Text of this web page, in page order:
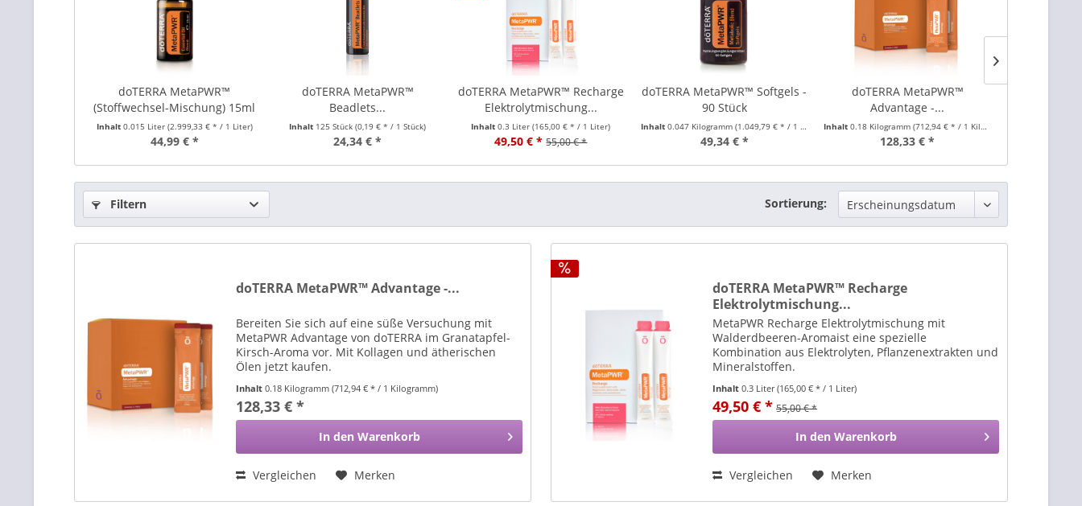
doTERRA MetaPWR™
(Stoffwechsel-Mischung) 15ml
Inhalt 0.015 Liter (2.999,33 € * / 1 Liter)
44,99 € *
doTERRA MetaPWR™
Beadlets...
Inhalt 125 Stück(0,19 € * / 1 Stück)
24,34 € *
doTERRA MetaPWR™ Recharge
Elektrolytmischung...
Inhalt0.3 Liter(165,00 € * / 1 Liter)
49,50 € * 55,00 € *
doTERRA MetaPWR™ Softgels -
90 Stück
Inhalt 0.047 Kilogramm (1.049,79 € * / 1 Kilogramm)
49,34 € *
doTERRA MetaPWR™
Advantage -...
Inhalt0.18 Kilogramm(712,94 € * / 1 Kilogramm)
128,33 € *
Filtern Sortierung:
doTERRA MetaPWR™ Advantage -...
Bereiten Sie sich auf eine süße Versuchung mit
MetaPWR Advantage von doTERRA im Granatapfel-
Kirsch-Aroma vor. Mit Kollagen und ätherischen
Ölen jetzt kaufen.
Inhalt0.18 Kilogramm(712,94 € * / 1 Kilogramm)
128,33 € *
In den Warenkorb
Vergleichen Merken
doTERRA MetaPWR™ Recharge
Elektrolytmischung...
MetaPWR Recharge Elektrolytmischung mit
Walderdbeeren-Aromaist eine spezielle
Kombination aus Elektrolyten, Pflanzenextrakten und
Mineralstoffen.
Inhalt0.3 Liter(165,00 € * / 1 Liter)
49,50 € * 55,00 € *
In den Warenkorb
Vergleichen Merken